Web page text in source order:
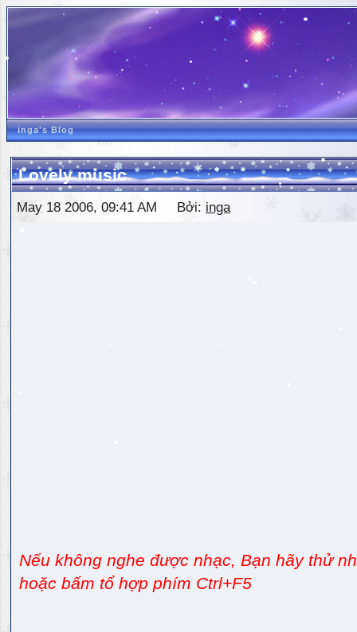
inga's Blog
Lovely music
May 18 2006, 09:41 AM Bởi: inga
Nếu không nghe được nhạc, Bạn hãy thử
hoặc bấm tổ hợp phím Ctrl+F5